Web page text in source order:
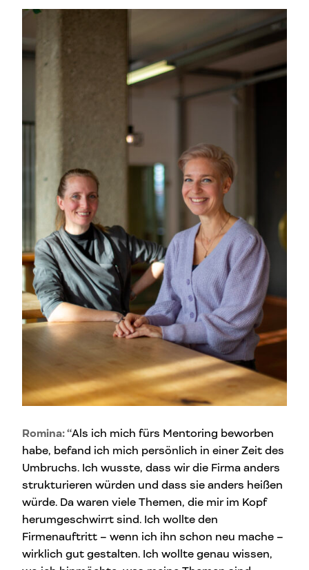
Romina: “Als ich mich fürs Mentoring beworben
habe, befand ich mich persönlich in einer Zeit des
Umbruchs. Ich wusste, dass wir die Firma anders
strukturieren würden und dass sie anders heißen
würde. Da waren viele Themen, die mir im Kopf
herumgeschwirrt sind. Ich wollte den
Firmenauftritt – wenn ich ihn schon neu mache –
wirklich gut gestalten. Ich wollte genau wissen,